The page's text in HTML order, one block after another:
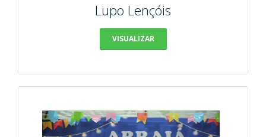
Lupo Lençóis
VISUALIZAR